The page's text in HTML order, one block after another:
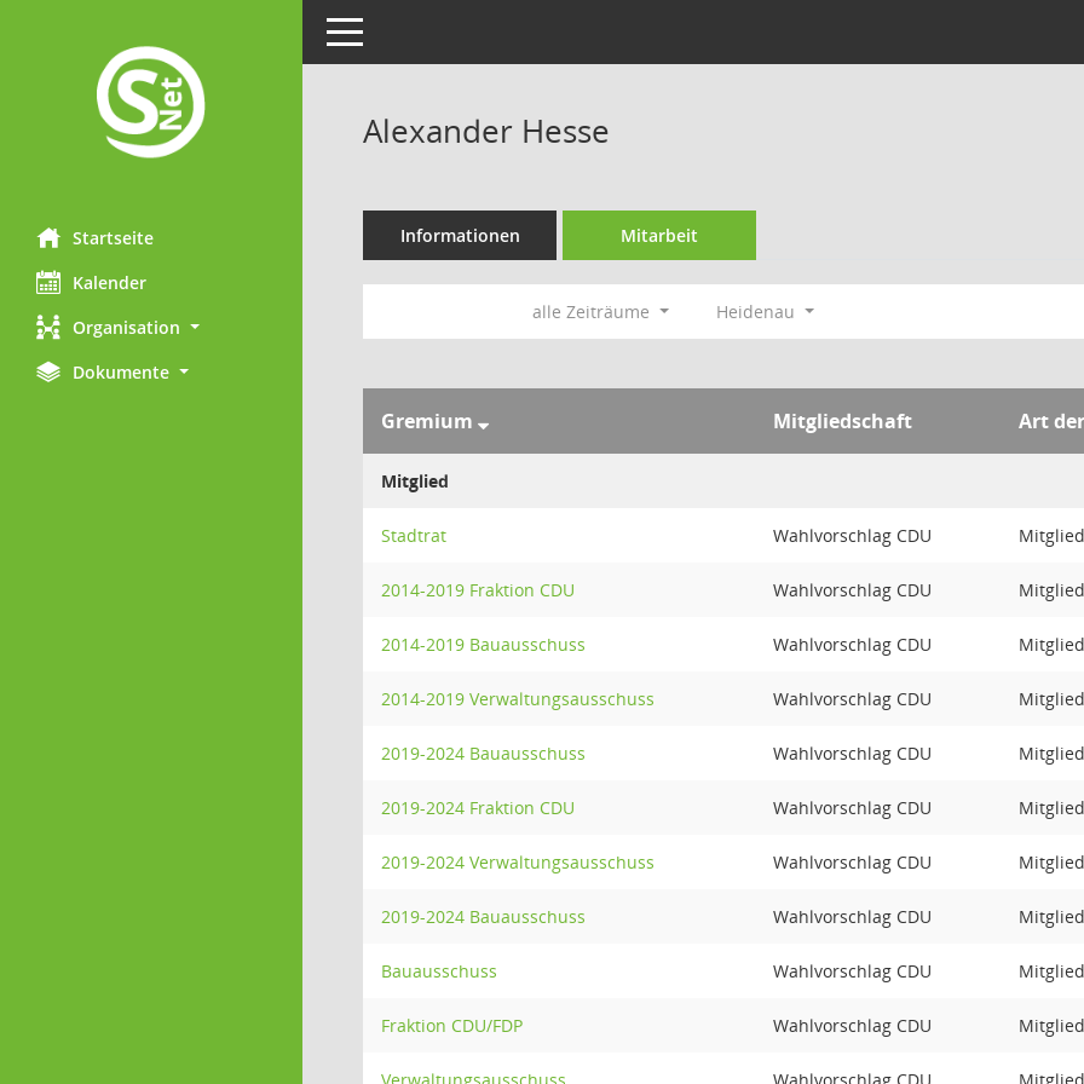
Startseite
Kalender
Organisation
Dokumente
Toggle navigation
Alexander Hesse
Informationen Mitarbeit
alle Zeiträume Heidenau
Gremium Mitgliedschaft Art
Mitglied
Stadtrat Wahlvorschlag CDU Mitglied
2014-2019 Fraktion CDU Wahlvorschlag CDU Mitglied
2014-2019 Bauausschuss Wahlvorschlag CDU
2014-2019 Verwaltungsausschuss Wahlvorschlag CDU Mitglied
2019-2024 Bauausschuss Wahlvorschlag CDU Mitglied
2019-2024 Fraktion CDU Wahlvorschlag CDU Mitglied
2019-2024 Verwaltungsausschuss Wahlvorschlag CDU Mitglied
2019-2024 Bauausschuss Wahlvorschlag CDU
Bauausschuss Wahlvorschlag CDU
Fraktion CDU/FDP Wahlvorschlag CDU Mitglied